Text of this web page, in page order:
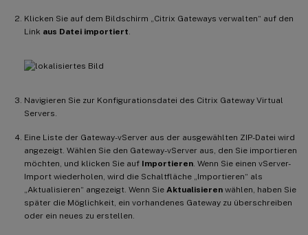
Klicken Sie auf dem Bildschirm „Citrix Gateways verwalten“ auf den
Link aus Datei importiert
Navigieren Sie zur Konfigurationsdatei des Citrix Gateway Virtual
Servers.
Eine Liste der Gateway-vServer aus der ausgewählten ZIP-Datei wird
angezeigt. Wählen Sie den Gateway-vServer aus, den Sie importieren
möchten, und klicken Sie auf Importieren . Wenn Sie einen vServer-
Import wiederholen, wird die Schaltfläche „Importieren“ als
„Aktualisieren“ angezeigt. Wenn Sie Aktualisieren wählen, haben Sie
später die Möglichkeit, ein vorhandenes Gateway zu überschreiben
oder ein neues zu erstellen.